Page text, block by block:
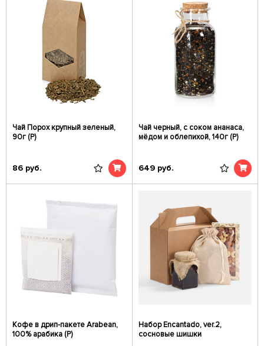
Чай Порох крупный зеленый,
90г (Р)
86 руб.
Чай черный, с соком ананаса,
мёдом и облепихой, 140г (Р)
649 руб.
Кофе в дрип-пакете Arabean,
100% арабика (Р)
Набор Encantado, ver.2,
сосновые шишки